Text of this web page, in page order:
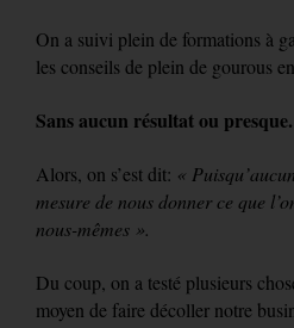
On a suivi plein de formations à
les conseils de plein de gourous
Sans aucun résultat ou presque.
Alors, on s’est dit: «
mesure de nous donner ce que
nous-mêmes ».
Du coup, on a testé plusieurs
moyen de faire décoller notre